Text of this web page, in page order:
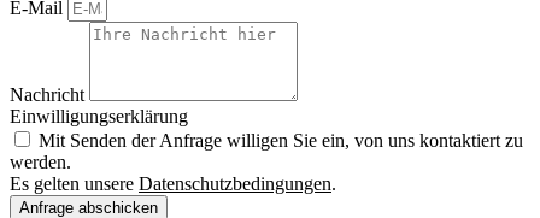
E-Mail
Nachricht
Einwilligungserklärung
Mit Senden der Anfrage willigen Sie ein, von uns kontaktiert zu
werden.
Es gelten unsere Datenschutzbedingungen.
Anfrage abschicken